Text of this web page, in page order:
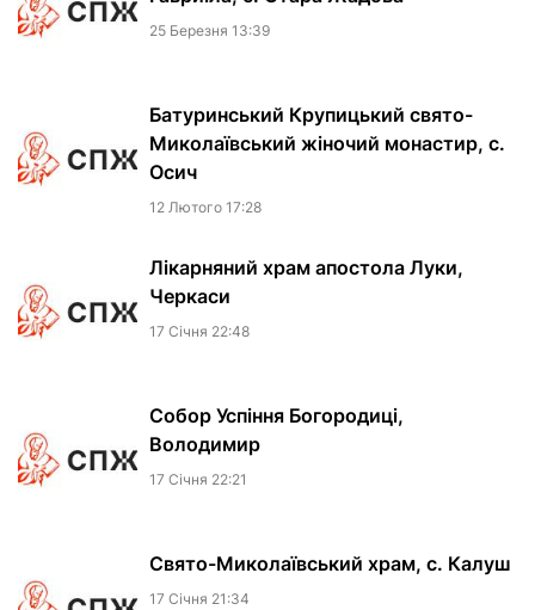
25 Березня 13:39
Батуринський Крупицький свято-
Миколаївський жіночий монастир, с.
Осич
12 Лютого 17:28
Лікарняний храм апостола Луки,
Черкаси
17 Сiчня 22:48
Собор Успіння Богородиці,
Володимир
17 Сiчня 22:21
Свято-Миколаївський храм, с. Калуш
17 Сiчня 21:34